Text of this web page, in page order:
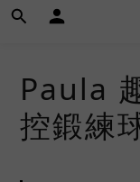
🎉 新
Paula
控鍛練